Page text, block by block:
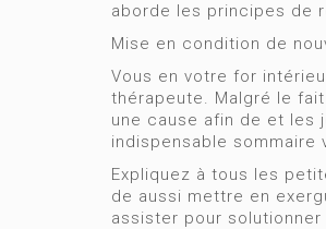
aborde les principes de
Mise en condition de
Vous en votre for
thérapeute. Malgré le
une cause afin de et les
indispensable sommaire
Expliquez à tous les
de aussi mettre en
assister pour